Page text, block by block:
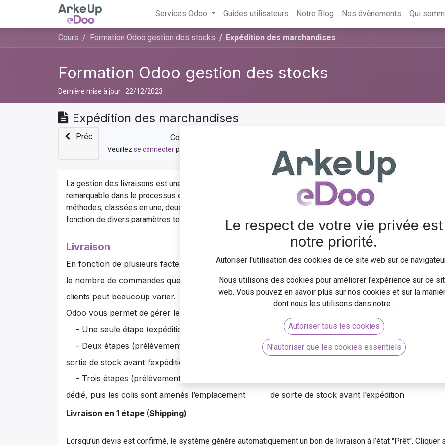
Services Odoo Guides utilisateurs Notre Blog Nos évènements Qui
Cours Formation Odoo gestion des stocks Expédition des marchandises
Formation Odoo gestion des stocks
Dernière mise à jour : 22/12/2023
Expédition des marchandises
Préc Cours privé
Veuillez se connecterpour contacter un responsable.
La gestion des livraisons est une composante cruciale de la chaîne logistique, et Odoo propose une flexibilité
remarquable dans le processus en offrant trois méthodes distinctes au sein de son module de stock. Ces
méthodes, classées en une, deux, ou trois étapes, permettent aux entreprises de personnaliser leur approche
fonction de divers paramètres tels que le type de produits, la taille de l'entrepôt, et le volume des
Livraison
En fonction de plusieurs facteurs tels que le type d’articles que vous vendez, la taille de votre
le nombre de commandes que vous enregistrez chaque jour… La façon dont vous gérez les
clients peut beaucoup varier.
Odoo vous permet de gérer les expéditions depuis votre entrepôt de 3 manières différentes :
- Une seule étape (expédition): l’expédition est directe du stock
- Deux étapes (prélèvement + expédition): les marchandises sont amenées dans l’emplacement de
sortie de stock avant l’expédition
- Trois étapes (prélèvement + emballage + expédition): le colisage est réalisé à un emplacement
dédié, puis les colis sont amenés l’emplacement de sortie de stock avant l’expédition
Livraison en 1 étape (Shipping)
Lorsqu’un devis est confirmé, le système génère automatiquement un bon de livraison à l’état "Prêt''. Cliquer
Le respect de votre vie privée est
notre priorité.
Autoriser l'utilisation des cookies de ce site web sur ce
Nous utilisons des cookies pour améliorer l'expérience sur ce
web. Vous pouvez en savoir plus sur nos cookies et sur la
dont nous les utilisons dans notre .
Autoriser tous les cookies
N'autoriser que les cookies essentiels